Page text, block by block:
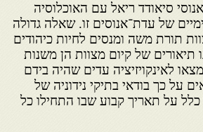
סיאודד ריאל עם האוכלוסיה
של עדת־אנוסים זו. שאלה גדולה
תורת משה ומנסים לחיות כיהודים
תיאורים של קיום מצוות הן משנות
לאינקויזיציה עדים שהיה בידם
על כך בודאי בתיקי נידוניה של
כלל על תאריך קבוע שבו התחילו כל